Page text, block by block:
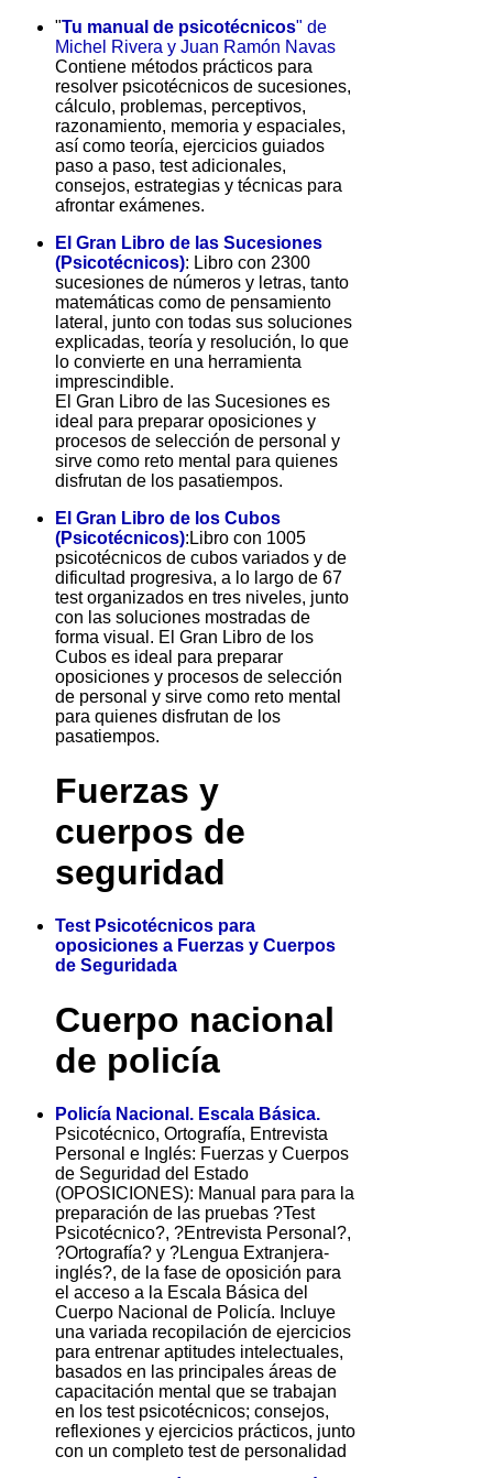
"Tu manual de psicotécnicos" de
Michel Rivera y Juan Ramón Navas
Contiene métodos prácticos para
resolver psicotécnicos de sucesiones,
cálculo, problemas, perceptivos,
razonamiento, memoria y espaciales,
así como teoría, ejercicios guiados
paso a paso, test adicionales,
consejos, estrategias y técnicas para
afrontar exámenes.
El Gran Libro de las Sucesiones
(Psicotécnicos): Libro con 2300
sucesiones de números y letras, tanto
matemáticas como de pensamiento
lateral, junto con todas sus soluciones
explicadas, teoría y resolución, lo que
lo convierte en una herramienta
imprescindible.
El Gran Libro de las Sucesiones es
ideal para preparar oposiciones y
procesos de selección de personal y
sirve como reto mental para quienes
disfrutan de los pasatiempos.
El Gran Libro de los Cubos
(Psicotécnicos):Libro con 1005
psicotécnicos de cubos variados y de
dificultad progresiva, a lo largo de 67
test organizados en tres niveles, junto
con las soluciones mostradas de
forma visual. El Gran Libro de los
Cubos es ideal para preparar
oposiciones y procesos de selección
de personal y sirve como reto mental
para quienes disfrutan de los
pasatiempos.
Fuerzas y
cuerpos de
seguridad
Test Psicotécnicos para
oposiciones a Fuerzas y Cuerpos
de Seguridada
Cuerpo nacional
de policía
Policía Nacional. Escala Básica.
Psicotécnico, Ortografía, Entrevista
Personal e Inglés: Fuerzas y Cuerpos
de Seguridad del Estado
(OPOSICIONES): Manual para para la
preparación de las pruebas ?Test
Psicotécnico?, ?Entrevista Personal?,
?Ortografía? y ?Lengua Extranjera-
inglés?, de la fase de oposición para
el acceso a la Escala Básica del
Cuerpo Nacional de Policía. Incluye
una variada recopilación de ejercicios
para entrenar aptitudes intelectuales,
basados en las principales áreas de
capacitación mental que se trabajan
en los test psicotécnicos; consejos,
reflexiones y ejercicios prácticos, junto
con un completo test de personalidad